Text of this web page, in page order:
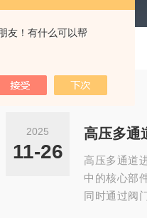
友！有什么可以帮
2025
11-26
高压多通
高压多通道
中的核心部
同时通过阀